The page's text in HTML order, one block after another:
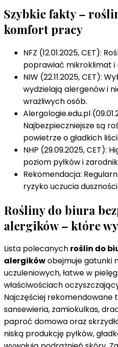
Szybkie fakty –
komfort pracy
NFZ (12.01.2025, CET):
poprawiać mikroklimat i
NIW (22.11.2025, CET):
wydzielają alergenów i
wrażliwych osób.
Alergologie.edu.pl
Najbezpieczniejsze są
powietrze o gładkich
NHP (29.09.2025, CET):
poziom pyłków i
Rekomendacja:
ryzyko uczucia
Rośliny do biura
alergików – które
Lista polecanych roślin do
alergikówobejmuje gatunki
uczuleniowych, łatwe w
właściwościach
Najczęściej rekomendowane
sansewieria, zamiokulkas,
paproć domowa oraz
niską produkcję pyłków,